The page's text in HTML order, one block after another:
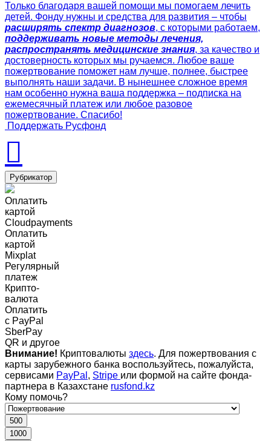
Только благодаря вашей помощи мы помогаем лечить
детей. Фонду нужны и средства для развития – чтобы
расширять спектр диагнозов, с которыми работаем,
поддерживать новые методы лечения,
распространять медицинские знания, за качество и
достоверность которых мы ручаемся. Любое ваше
пожертвование поможет нам лучше, полнее, быстрее
выполнять наши задачи. В нынешнее сложное время
нам особенно нужна ваша поддержка – подписка на
ежемесячный платеж или любое разовое
пожертвование. Спасибо!
Поддержать Русфонд
Рубрикатор
Оплатить
картой
Cloudpayments
Оплатить
картой
Mixplat
Регулярный
платеж
Крипто-
валюта
Оплатить
c PayPal
SberPay
QR и другое
Внимание! Криптовалюты здесь. Для пожертвования с
карты зарубежного банка воспользуйтесь, пожалуйста,
сервисами PayPal , Stripe или формой на сайте фонда-
партнера в Казахстане rusfond.kz
Кому помочь?
500
1000